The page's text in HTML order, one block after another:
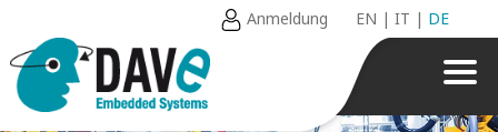
Anmeldung EN |IT | DE